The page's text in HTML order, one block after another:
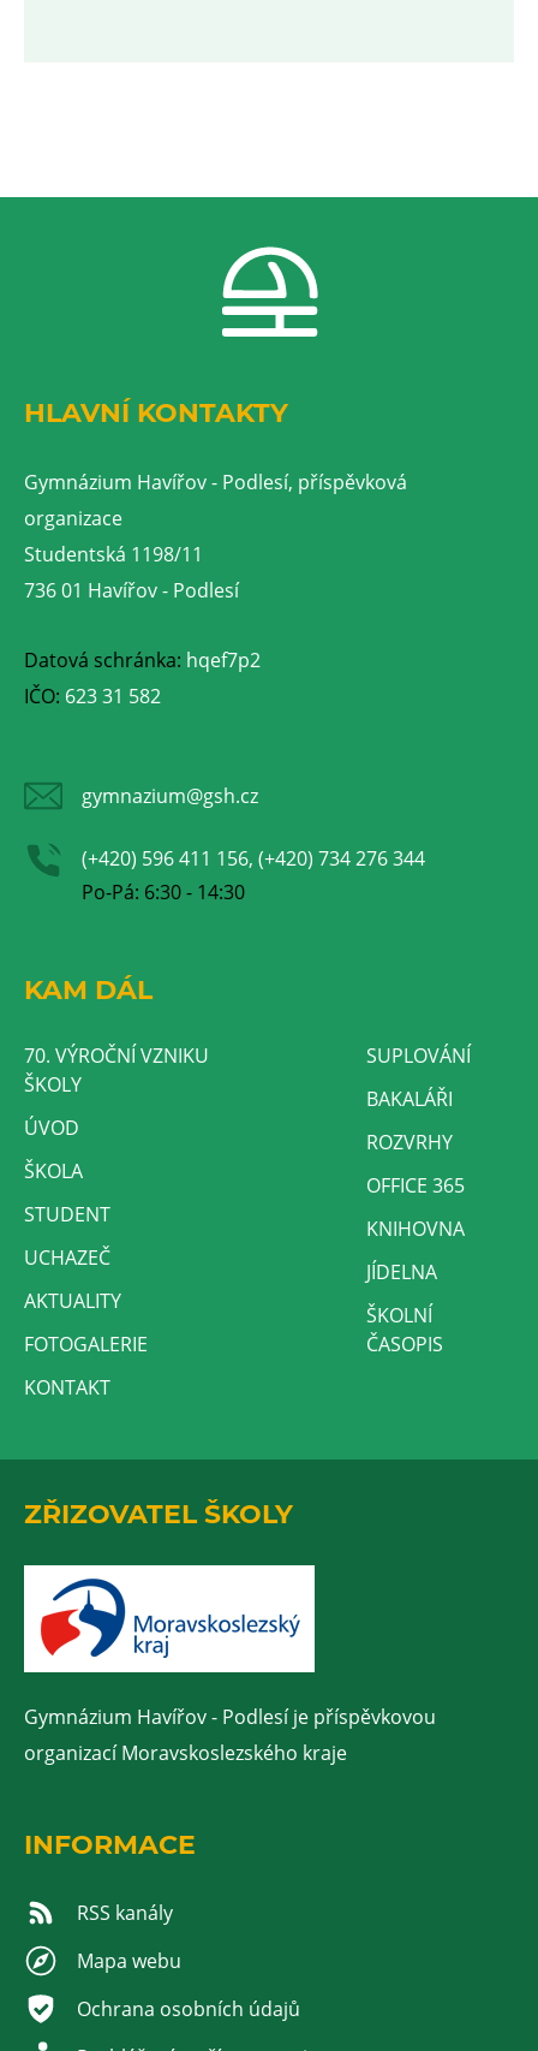
HLAVNÍ KONTAKTY
Gymnázium Havířov - Podlesí, příspěvková
organizace
Studentská 1198/11
736 01 Havířov - Podlesí
Datová schránka: hqef7p2
IČO: 623 31 582
gymnazium@gsh.cz
(+420) 596 411 156, (+420) 734 276 344
Po-Pá: 6:30 - 14:30
KAM DÁL
70. VÝROČNÍ VZNIKU
ŠKOLY
ÚVOD
ŠKOLA
STUDENT
UCHAZEČ
AKTUALITY
FOTOGALERIE
KONTAKT
SUPLOVÁNÍ
BAKALÁŘI
ROZVRHY
OFFICE 365
KNIHOVNA
JÍDELNA
ŠKOLNÍ
ČASOPIS
ZŘIZOVATEL ŠKOLY
Gymnázium Havířov - Podlesí je příspěvkovou
organizací Moravskoslezského kraje
INFORMACE
RSS kanály
Mapa webu
Ochrana osobních údajů